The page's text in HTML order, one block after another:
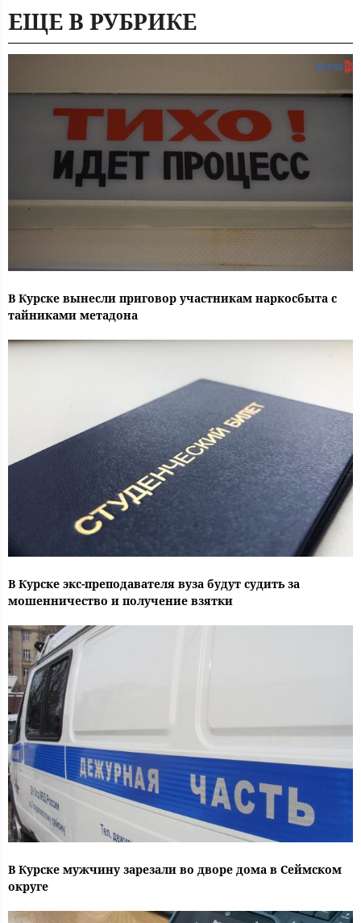
ЕЩЕ В РУБРИКЕ
В Курске вынесли приговор участникам наркосбыта с
тайниками метадона
В Курске экс-преподавателя вуза будут судить за
мошенничество и получение взятки
В Курске мужчину зарезали во дворе дома в Сеймском
округе